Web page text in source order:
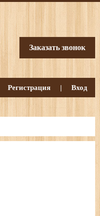
Регистрация | Вход
Заказать звонок